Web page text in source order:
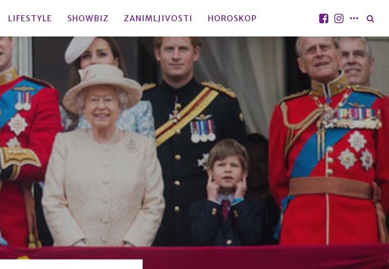
LIFESTYLE SHOWBIZ ZANIMLJIVOSTI HOROSKOP